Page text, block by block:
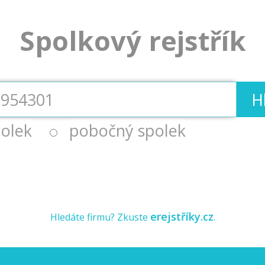
Spolkový rejstřík
pobočný spolek
Hledáte firmu? Zkuste erejstříky.cz.